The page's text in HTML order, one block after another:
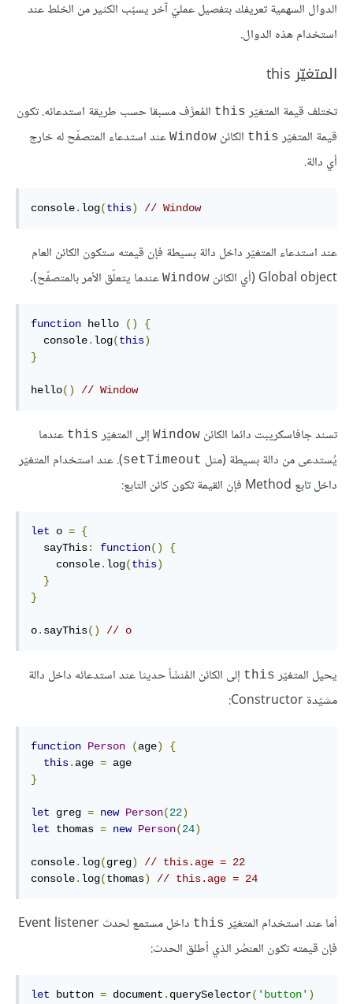
الدوال السهمية تعريفك بتفصيل عمليّ آخر يسبّب الكثير من الخلط عند
استخدام هذه الدوال.
المتغيّر this
تختلف قيمة المتغيّر this المُعرَّف مسبقا حسب طريقة استدعائه. تكون
قيمة المتغيّر this الكائن Window عند استدعاء المتصفّح له خارج
أي دالة.
console. log(this) // Window
عند استدعاء المتغيّر داخل دالة بسيطة فإن قيمته ستكون الكائن العام
Global object (أي الكائن
Window عندما يتعلّق الأمر بالمتصفّح).
function hello ()
{
  console
. log(this)
}
hello() // Window
تسند جافاسكريبت دائما الكائن Window إلى المتغيّر this عندما
يُستدعى من دالة بسيطة (مثل setTimeout). عند استخدام المتغيّر
داخل تابع Method فإن القيمة تكون كائن التابع:
let o = {
  sayThis
: function()
{
    console
. log(this)
}
}
o. sayThis() // o
يحيل المتغيّر this إلى الكائن المُنشَأ حديثا عند استدعائه داخل دالة
مشيّدة Constructor:
function Person (age)
{
this. age =
}
let greg = new Person(22)
let thomas = new Person(24)
console. log(greg)
// this.age = 22
console. log(thomas) // this.age = 24
أما عند استخدام المتغيّر this
داخل مستمع لحدث Event listener
فإن قيمته تكون العنصُر الذي أطلق الحدث:
let button = document . querySelector( 'button' )